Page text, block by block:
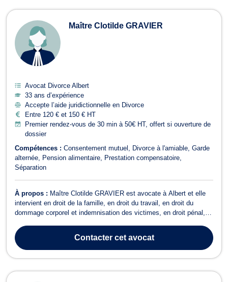
Maître Clotilde GRAVIER
Avocat Divorce Albert
33 ans d’expérience
Accepte l’aide juridictionnelle en Divorce
Entre 120 € et 150 € HT
Premier rendez-vous de 30 min à 50€ HT, offert si ouverture de
dossier
Compétences : Consentement mutuel Divorce à l'amiable Garde
alternée
Pension alimentaire
Prestation compensatoire
Séparation
À propos : Maître Clotilde GRAVIER est avocate à Albert et elle
intervient en droit de la famille, en droit du travail, en droit du
dommage corporel et indemnisation des victimes, en droit pénal,
saisie et procédure d’exécution. Maître Clotilde GRAVIER opère en
droit de...
Contactercet avocat